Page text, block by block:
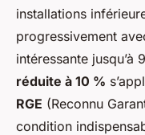
installations
progressivement
intéressante jusqu’à
réduite à 10 %
RGE (Reconnu
condition